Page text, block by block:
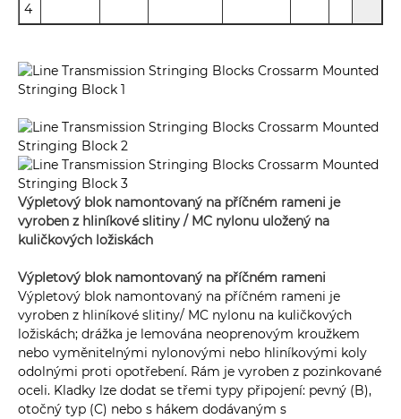
4
Výpletový blok namontovaný na příčném rameni je
vyroben z hliníkové slitiny / MC nylonu uložený na
kuličkových ložiskách
Výpletový blok namontovaný na příčném rameni
Výpletový blok namontovaný na příčném rameni je
vyroben z hliníkové slitiny/ MC nylonu na kuličkových
ložiskách; drážka je lemována neoprenovým kroužkem
nebo vyměnitelnými nylonovými nebo hliníkovými koly
odolnými proti opotřebení. Rám je vyroben z pozinkované
oceli. Kladky lze dodat se třemi typy připojení: pevný (B),
otočný typ (C) nebo s hákem dodávaným s